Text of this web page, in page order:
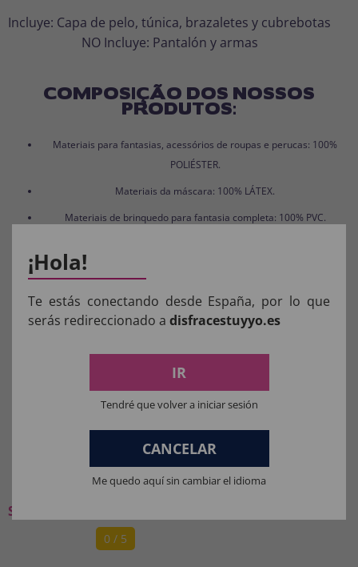
Incluye: Capa de pelo, túnica, brazaletes y cubrebotas
NO Incluye: Pantalón y armas
COMPOSIÇÃO DOS NOSSOS
PRODUTOS:
Materiais para fantasias, acessórios de roupas e perucas: 100%
POLIÉSTER.
Materiais da máscara: 100% LÁTEX.
Materiais de brinquedo para fantasia completa: 100% PVC.
Aviso: Todos os produtos destinados a crianças
por um adulto.
O QUE OS NOSSOS CLIENTES
PENSAM:
Seja o primeiro a deixar a sua opinião
0 / 5
¡Hola!
Te estás conectando desde España, por lo que
serás redireccionado a disfracestuyyo.es
IR
Tendré que volver a iniciar sesión
CANCELAR
Me quedo aquí sin cambiar el idioma